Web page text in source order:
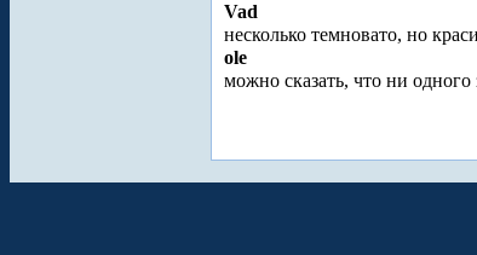
Vad
несколько темновато, но
ole
можно сказать, что ни одного